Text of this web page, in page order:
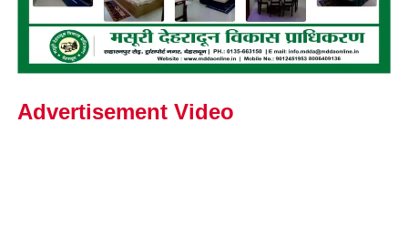
Advertisement Video